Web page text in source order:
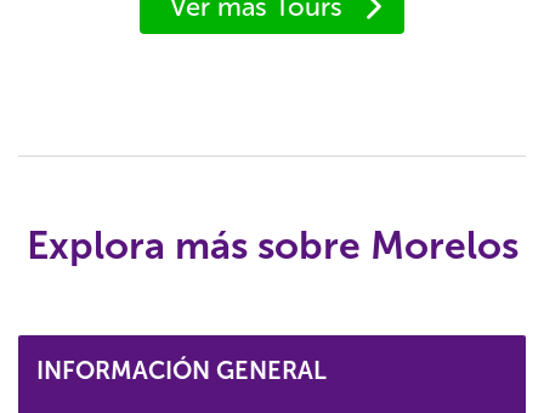
Ver más Tours
Explora más sobre Morelos
INFORMACIÓN GENERAL